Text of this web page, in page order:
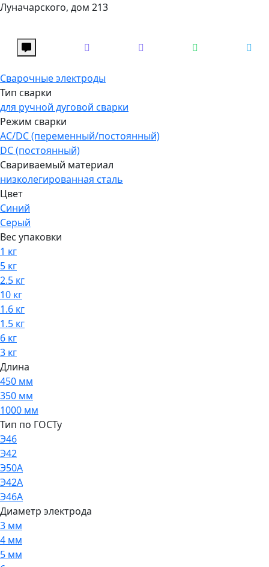
Луначарского, дом 213
Сварочные электроды
Тип сварки
для ручной дуговой сварки
Режим сварки
AC/DC (переменный/постоянный)
DC (постоянный)
Свариваемый материал
низколегированная сталь
Цвет
Синий
Серый
Вес упаковки
1 кг
5 кг
2.5 кг
10 кг
1.6 кг
1.5 кг
6 кг
3 кг
Длина
450 мм
350 мм
1000 мм
Тип по ГОСТу
Э46
Э42
Э50А
Э42А
Э46А
Диаметр электрода
3 мм
4 мм
5 мм